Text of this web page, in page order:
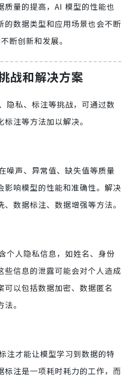
质量的提高，AI 模型的性能也
的数据类型和应用场景也会不断
断创新和发展。
战和解决方案
隐私、标注等挑战，可通过数
注等方法加以解决。
噪声、异常值、缺失值等质量
影响模型的性能和准确性。解决
数据标注、数据增强等方法。
个人隐私信息，如姓名、身份
些信息的泄露可能会对个人造成
可以包括数据加密、数据匿名
。
注才能让模型学习到数据的特
标注是一项耗时耗力的工作，而